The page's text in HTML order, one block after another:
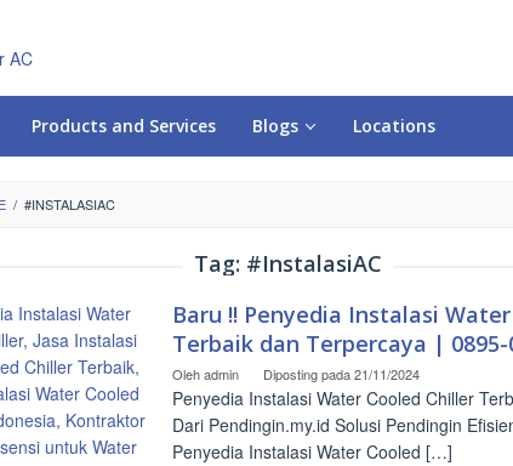
Products and Services Blogs Locations
/ #INSTALASIAC
Tag: #InstalasiAC
Baru !! Penyedia Instalasi
Terbaik dan Terpercaya | 0895-
Olehadmin Diposting pada21/11/2024
Penyedia Instalasi Water Cooled Chiller
Dari Pendingin.my.id Solusi Pendingin
Penyedia Instalasi Water Cooled […]